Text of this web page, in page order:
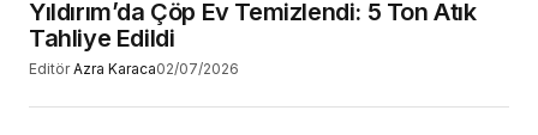
Yıldırım’da Çöp Ev Temizlendi: 5 Ton Atık
Tahliye Edildi
Editör Azra Karaca02/07/2026